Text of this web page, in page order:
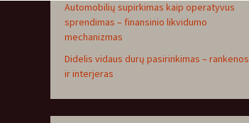
Automobilių supirkimas kaip operatyvus
sprendimas – finansinio likvidumo
mechanizmas
Didelis vidaus durų pasirinkimas – rankenos
ir interjeras